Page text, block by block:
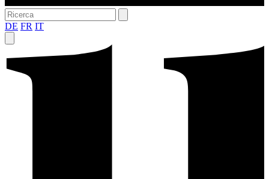
DE FR IT